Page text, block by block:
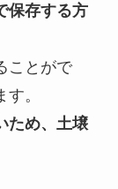
保存する方
ことがで
。
ため、土壌